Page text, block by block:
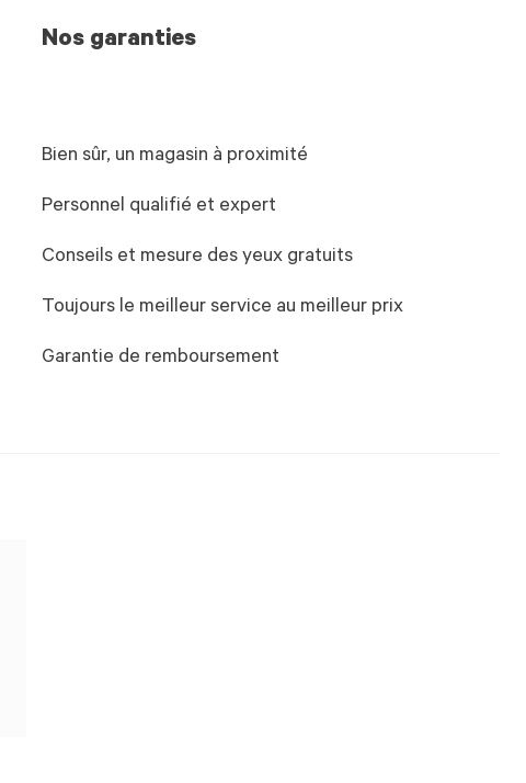
Nos garanties
Bien sûr, un magasin à proximité
Personnel qualifié et expert
Conseils et mesure des yeux gratuits
Toujours le meilleur service au meilleur prix
Garantie de remboursement